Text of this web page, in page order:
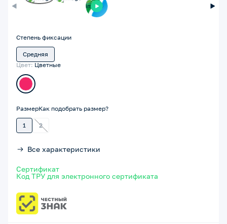
Степень фиксации
Средняя
Цвет: Цветные
РазмерКак подобрать размер?
1 2
Все характеристики
Сертификат
Код ТРУ для электронного сертификата